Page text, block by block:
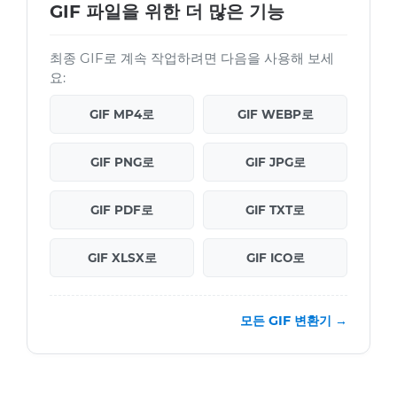
GIF 파일을 위한 더 많은 기능
최종 GIF로 계속 작업하려면 다음을 사용해 보세
요:
GIF MP4로 GIF WEBP로
GIF PNG로 GIF JPG로
GIF PDF로 GIF TXT로
GIF XLSX로 GIF ICO로
모든 GIF 변환기 →